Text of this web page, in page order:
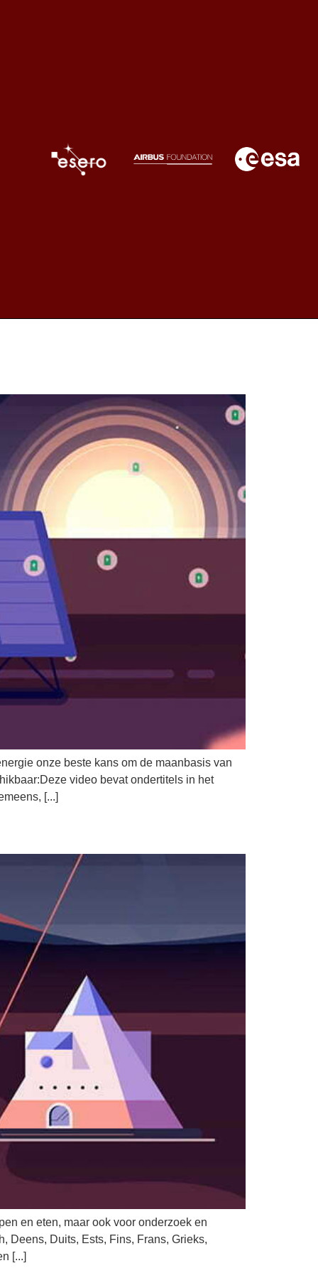
onze beste kans om de maanbasis van
video bevat ondertitels in het
[...]
en eten, maar ook voor onderzoek en
Deens, Duits, Ests, Fins, Frans, Grieks,
[...]